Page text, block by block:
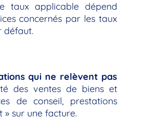
taux applicable dépend
concernés par les taux
défaut.
qui ne relèvent pas
des ventes de biens et
de conseil, prestations
» sur une facture.